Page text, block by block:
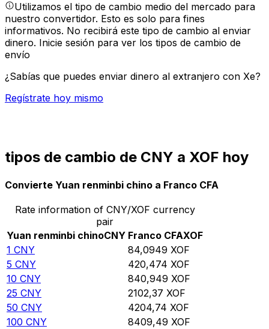
Utilizamos el tipo de cambio medio del mercado para
nuestro convertidor. Esto es solo para fines
informativos. No recibirá este tipo de cambio al enviar
dinero. Inicie sesión para ver los tipos de cambio de
envío
¿Sabías que puedes enviar dinero al extranjero con Xe?
Regístrate hoy mismo
tipos de cambio de CNY a XOF hoy
Convierte Yuan renminbi chino a Franco CFA
Rate information of CNY/XOF currency
pair
Yuan renminbi chinoCNY Franco CFAXOF
1 CNY 84,0949 XOF
5 CNY 420,474 XOF
10 CNY 840,949 XOF
25 CNY 2102,37 XOF
50 CNY 4204,74 XOF
100 CNY 8409,49 XOF